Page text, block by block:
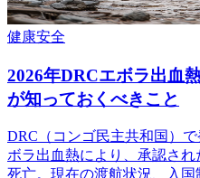
健康安全
2026年DRCエボラ出血
が知っておくべきこと
DRC（コンゴ民主共和国）
ボラ出血熱により、承認さ
死亡。現在の渡航状況、入